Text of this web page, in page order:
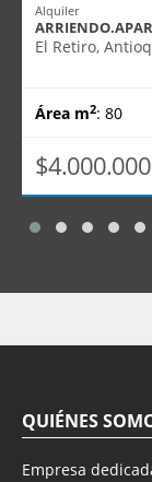
Alquiler
El Retiro,
Área m2: 80
$4.000.000
QUIÉNES
Empresa